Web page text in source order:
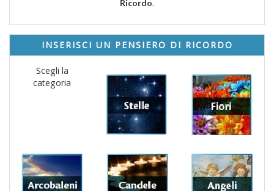
Ricordo.
INSERISCI UN PENSIERO DI RICORDO
Scegli la
categoria